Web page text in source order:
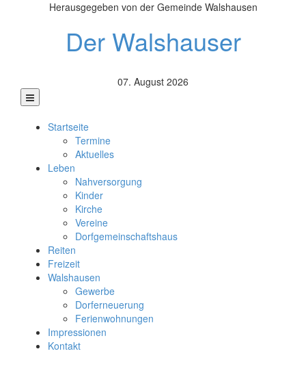
Herausgegeben von der Gemeinde Walshausen
Der Walshauser
07. August 2026
Startseite
Termine
Aktuelles
Leben
Nahversorgung
Kinder
Kirche
Vereine
Dorfgemeinschaftshaus
Reiten
Freizeit
Walshausen
Gewerbe
Dorferneuerung
Ferienwohnungen
Impressionen
Kontakt